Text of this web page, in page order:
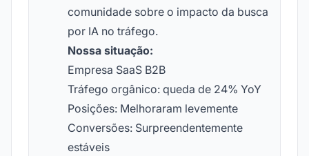
comunidade sobre o impacto da busca
por IA no tráfego.
Nossa situação:
Empresa SaaS B2B
Tráfego orgânico: queda de 24% YoY
Posições: Melhoraram levemente
Conversões: Surpreendentemente
estáveis